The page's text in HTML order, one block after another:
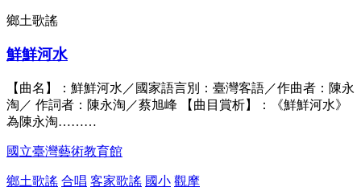
鄉土歌謠
鮮鮮河水
【曲名】：鮮鮮河水／國家語言別：臺灣客語／作曲者：陳永
淘／ 作詞者：陳永淘／蔡旭峰 【曲目賞析】：《鮮鮮河水》
為陳永淘………
國立臺灣藝術教育館
鄉土歌謠 合唱 客家歌謠 國小 觀摩